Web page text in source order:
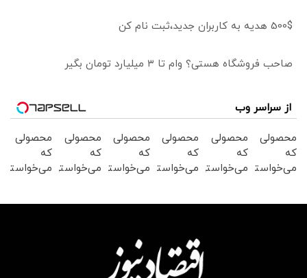
500$ هدیه به کاربران جدید،ثبت نام کن
صاحب فروشگاه هستی؟ وام تا ۳ میلیارد تومان بگیر
از سراسر وب
محصولی
که
می‌خواستی
محصولی
که
می‌خواستی
محصولی
که
می‌خواستی
بخر !
محصولی
که
می‌خواستی
بخر !
محصولی
که
می‌خواستی
محصولی
که
می‌خواستی